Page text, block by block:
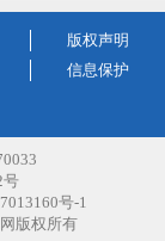
版权声明
信息保护
号
号-1
版权所有